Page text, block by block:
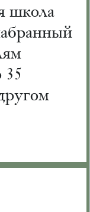
школа
35